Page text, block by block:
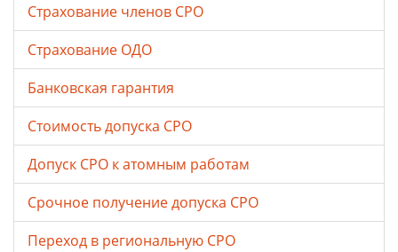
Страхование членов СРО
Страхование ОДО
Банковская гарантия
Стоимость допуска СРО
Допуск СРО к атомным работам
Срочное получение допуска СРО
Переход в региональную СРО